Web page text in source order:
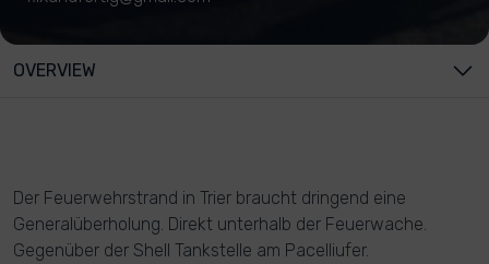
OVERVIEW
Der Feuerwehrstrand in Trier braucht dringend eine
Generalüberholung. Direkt unterhalb der Feuerwache.
Gegenüber der Shell Tankstelle am Pacelliufer.